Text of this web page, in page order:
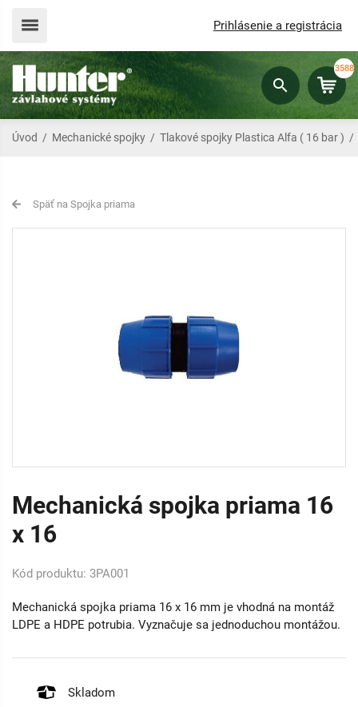
Prihlásenie a registrácia
3588
Úvod / Mechanické spojky / Tlakové spojky Plastica Alfa ( 16 bar ) /
Späť na Spojka priama
Mechanická spojka priama 16
x 16
Kód produktu: 3PA001
Mechanická spojka priama 16 x 16 mm je vhodná na montáž
LDPE a HDPE potrubia. Vyznačuje sa jednoduchou montážou.
Skladom